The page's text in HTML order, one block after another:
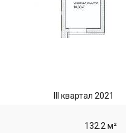
III квартал 2021
132.2 м²